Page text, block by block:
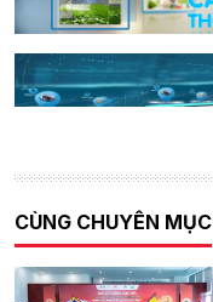
CÙNG CHUYÊN MỤC